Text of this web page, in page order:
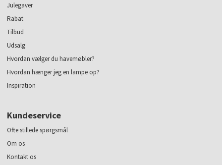
Julegaver
Rabat
Tilbud
Udsalg
Hvordan vælger du havemøbler?
Hvordan hænger jeg en lampe op?
Inspiration
Kundeservice
Ofte stillede spørgsmål
Om os
Kontakt os